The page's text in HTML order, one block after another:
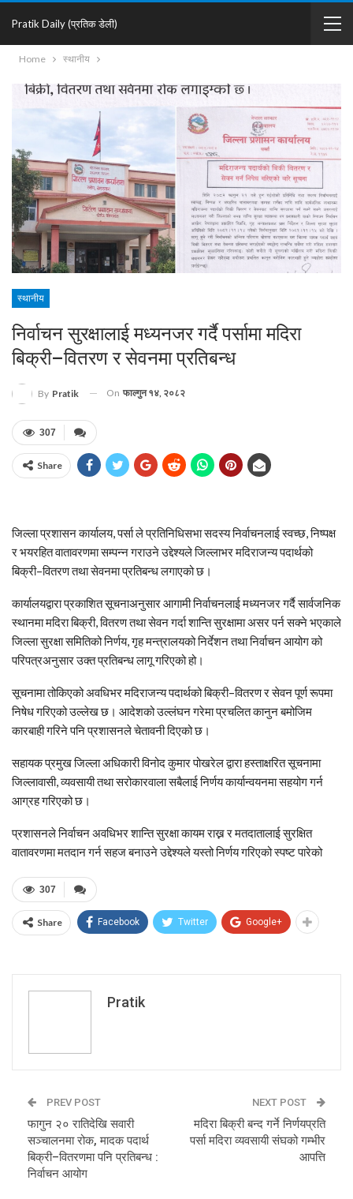
Pratik Daily (प्रतिक डेली)
Home स्थानीय
स्थानीय
निर्वाचन सुरक्षालाई मध्यनजर गर्दै पर्सामा मदिरा
बिक्री–वितरण र सेवनमा प्रतिबन्ध
By Pratik On फाल्गुन १४, २०८२
307
Share
जिल्ला प्रशासन कार्यालय, पर्सा ले प्रतिनिधिसभा सदस्य निर्वाचनलाई स्वच्छ, निष्पक्ष
र भयरहित वातावरणमा सम्पन्न गराउने उद्देश्यले जिल्लाभर मदिराजन्य पदार्थको
बिक्री–वितरण तथा सेवनमा प्रतिबन्ध लगाएको छ।
कार्यालयद्वारा प्रकाशित सूचनाअनुसार आगामी निर्वाचनलाई मध्यनजर गर्दै सार्वजनिक
स्थानमा मदिरा बिक्री, वितरण तथा सेवन गर्दा शान्ति सुरक्षामा असर पर्न सक्ने भएकाले
जिल्ला सुरक्षा समितिको निर्णय, गृह मन्त्रालयको निर्देशन तथा निर्वाचन आयोग को
परिपत्रअनुसार उक्त प्रतिबन्ध लागू गरिएको हो।
सूचनामा तोकिएको अवधिभर मदिराजन्य पदार्थको बिक्री–वितरण र सेवन पूर्ण रूपमा
निषेध गरिएको उल्लेख छ। आदेशको उल्लंघन गरेमा प्रचलित कानुन बमोजिम
कारबाही गरिने पनि प्रशासनले चेतावनी दिएको छ।
सहायक प्रमुख जिल्ला अधिकारी विनोद कुमार पोखरेल द्वारा हस्ताक्षरित सूचनामा
जिल्लावासी, व्यवसायी तथा सरोकारवाला सबैलाई निर्णय कार्यान्वयनमा सहयोग गर्न
आग्रह गरिएको छ।
प्रशासनले निर्वाचन अवधिभर शान्ति सुरक्षा कायम राख्न र मतदातालाई सुरक्षित
वातावरणमा मतदान गर्न सहज बनाउने उद्देश्यले यस्तो निर्णय गरिएको स्पष्ट पारेको
307
Share Facebook Twitter Google+
Pratik
PREV POST
फागुन २० रातिदेखि सवारी
सञ्चालनमा रोक, मादक पदार्थ
बिक्री–वितरणमा पनि प्रतिबन्ध :
निर्वाचन आयोग
NEXT POST
मदिरा बिक्री बन्द गर्ने निर्णयप्रति
पर्सा मदिरा व्यवसायी संघको गम्भीर
आपत्ति